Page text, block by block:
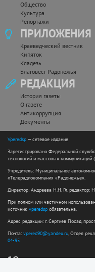
Общество
Культура
Репортажи
ПРИЛОЖЕНИЯ
Краеведческий вестник
Кипяток
Кладезь
Благовест Радонежья
РЕДАКЦИЯ
История газеты
О газете
Антикоррупция
Документы
Vperedsp — сетевое издание
Зарегистрировано Федеральной
технологий и массовых
Учредитель: Муниципальное
«Телерадиокомпания «Радонежье».
Директор: Андреева Н.Н. Гл. редактор:
При полном или частичном
источник vperedsp обязательна.
Адрес редакции: г. Сергиев Посад,
Почта: vpered90@yandex.ru, Отдел
04-95
12+